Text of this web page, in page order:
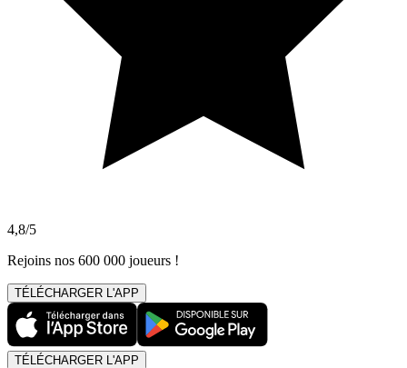
4,8/5
Rejoins nos 600 000 joueurs !
TÉLÉCHARGER L'APP
TÉLÉCHARGER L'APP